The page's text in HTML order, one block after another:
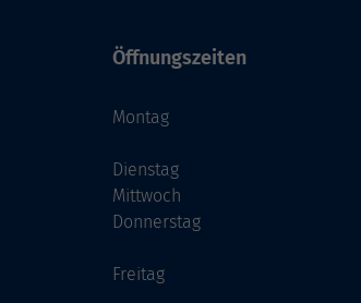
Öffnungszeiten
Montag
Dienstag
Mittwoch
Donnerstag
Freitag